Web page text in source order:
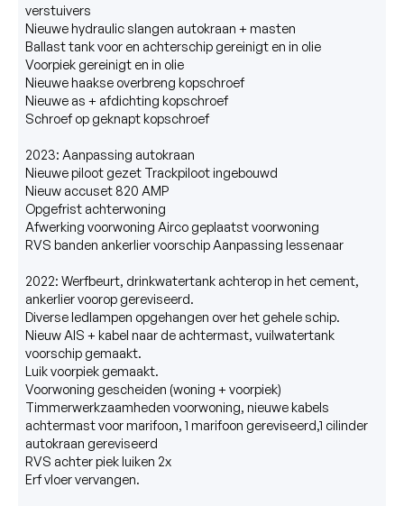
verstuivers
Nieuwe hydraulic slangen autokraan + masten
Ballast tank voor en achterschip gereinigt en in olie
Voorpiek gereinigt en in olie
Nieuwe haakse overbreng kopschroef
Nieuwe as + afdichting kopschroef
Schroef op geknapt kopschroef
2023: Aanpassing autokraan
Nieuwe piloot gezet Trackpiloot ingebouwd
Nieuw accuset 820 AMP
Opgefrist achterwoning
Afwerking voorwoning Airco geplaatst voorwoning
RVS banden ankerlier voorschip Aanpassing lessenaar
2022: Werfbeurt, drinkwatertank achterop in het cement,
ankerlier voorop gereviseerd.
Diverse ledlampen opgehangen over het gehele schip.
Nieuw AIS + kabel naar de achtermast, vuilwatertank
voorschip gemaakt.
Luik voorpiek gemaakt.
Voorwoning gescheiden (woning + voorpiek)
Timmerwerkzaamheden voorwoning, nieuwe kabels
achtermast voor marifoon, 1 marifoon gereviseerd,1 cilinder
autokraan gereviseerd
RVS achter piek luiken 2x
Erf vloer vervangen.